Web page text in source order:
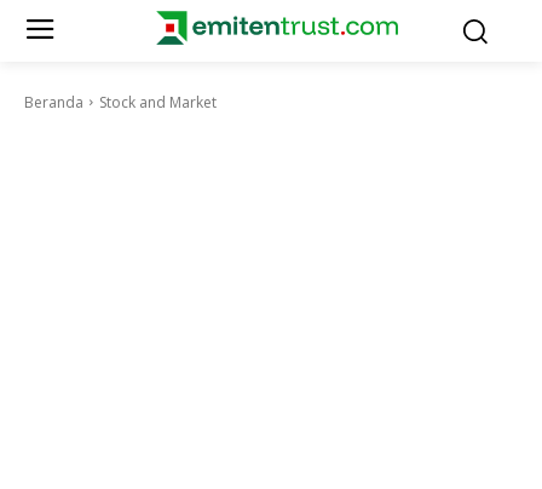
Beranda Stock and Market